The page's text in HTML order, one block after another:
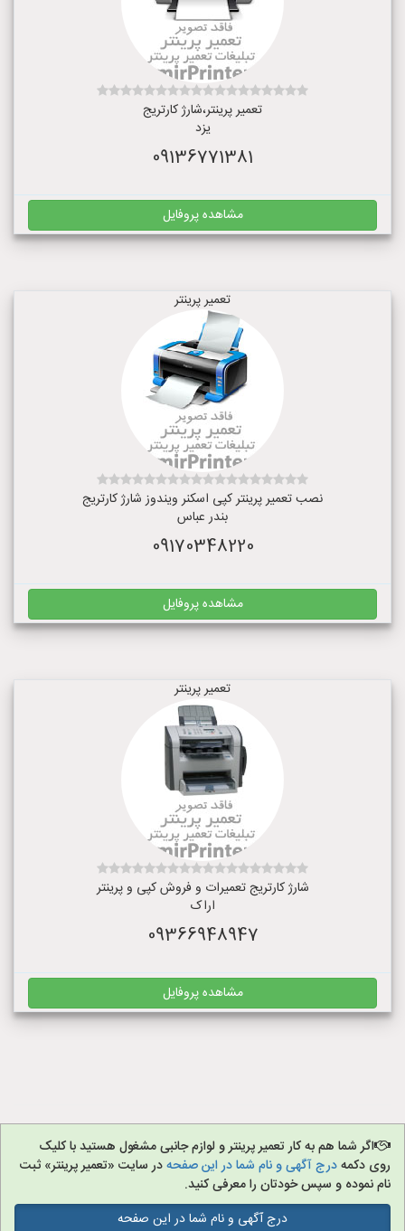
تعمیر پرینتر،شارژ کارتریج
یزد
09136771381
مشاهده پروفایل
تعمیر پرینتر
نصب تعمیر پرینتر کپی اسکنر ویندوز شارژ کارتریج
بندر عباس
09170348220
مشاهده پروفایل
تعمیر پرینتر
شارژ کارتریج تعمیرات و فروش کپی و پرینتر
اراک
09366948947
مشاهده پروفایل
اگر شما هم به کار تعمیر پرینتر و لوازم جانبی مشغول هستید با کلیک
روی دکمهدرج آگهی و نام شما در این صفحهدر سایت «تعمیر پرینتر» ثبت
نام نموده و سپس خودتان را معرفی کنید.
درج آگهی و نام شما در این صفحه